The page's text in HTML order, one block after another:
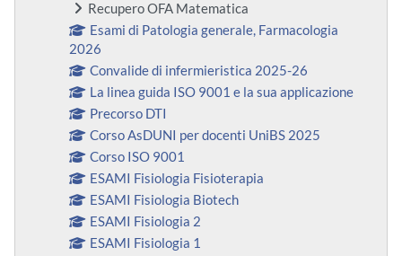
Recupero OFA Matematica
Esami di Patologia generale, Farmacologia
2026
Convalide di infermieristica 2025-26
La linea guida ISO 9001 e la sua applicazione
Precorso DTI
Corso AsDUNI per docenti UniBS 2025
Corso ISO 9001
ESAMI Fisiologia Fisioterapia
ESAMI Fisiologia Biotech
ESAMI Fisiologia 2
ESAMI Fisiologia 1